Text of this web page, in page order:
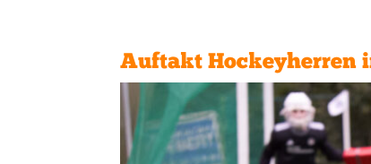
Auftakt Hockeyherren